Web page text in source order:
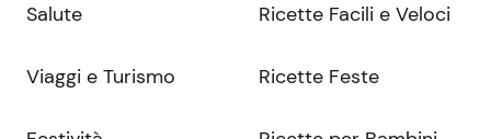
Salute
Viaggi e Turismo
Ricette Facili e Veloci
Ricette Feste